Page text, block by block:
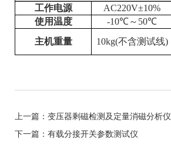
工作电源
AC220V±10%
使用温度
-10℃～50℃
主机重量
10kg(不含测试线)
上一篇：变压器剩磁检测及定量消磁分析仪
下一篇：有载分接开关参数测试仪